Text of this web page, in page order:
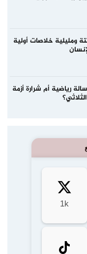
ومليلية خلاصات أولية
رياضية أم شرارة أزمة
1k